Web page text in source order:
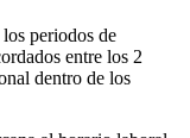
periodos de
entre los 2
dentro de los